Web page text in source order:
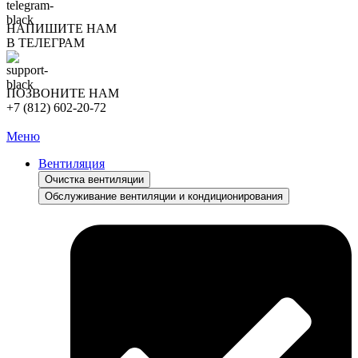
НАПИШИТЕ НАМ
В ТЕЛЕГРАМ
ПОЗВОНИТЕ НАМ
+7 (812) 602-20-72
Меню
Вентиляция
Очистка вентиляции
Обслуживание вентиляции и кондиционирования